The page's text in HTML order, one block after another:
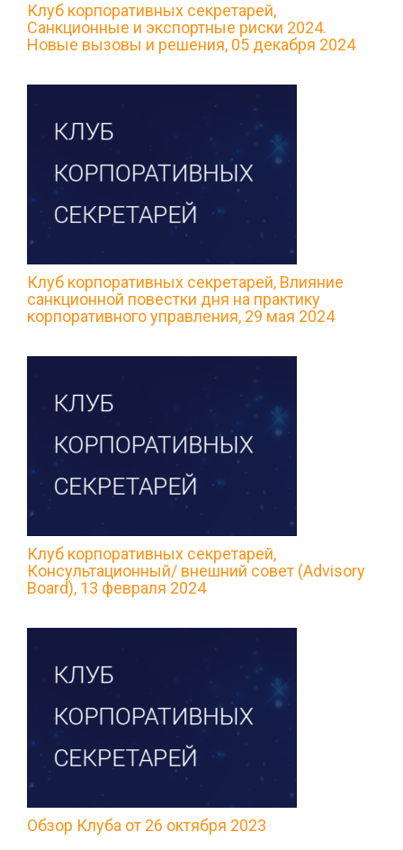
Клуб корпоративных секретарей,
Санкционные и экспортные риски 2024.
Новые вызовы и решения, 05 декабря 2024
Клуб корпоративных секретарей, Влияние
санкционной повестки дня на практику
корпоративного управления, 29 мая 2024
Клуб корпоративных секретарей,
Консультационный/ внешний совет (Advisory
Board), 13 февраля 2024
Обзор Клуба от 26 октября 2023